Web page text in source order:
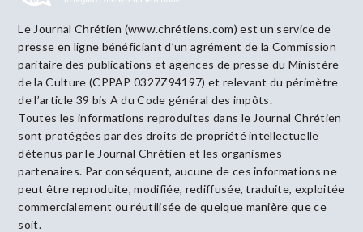
Le Journal Chrétien (www.chrétiens.com) est un service de
presse en ligne bénéficiant d’un agrément de la Commission
paritaire des publications et agences de presse du Ministère
de la Culture (CPPAP 0327Z94197) et relevant du périmètre
de l’article 39 bis A du Code général des impôts.
Toutes les informations reproduites dans le Journal Chrétien
sont protégées par des droits de propriété intellectuelle
détenus par le Journal Chrétien et les organismes
partenaires. Par conséquent, aucune de ces informations ne
peut être reproduite, modifiée, rediffusée, traduite, exploitée
commercialement ou réutilisée de quelque manière que ce
soit.